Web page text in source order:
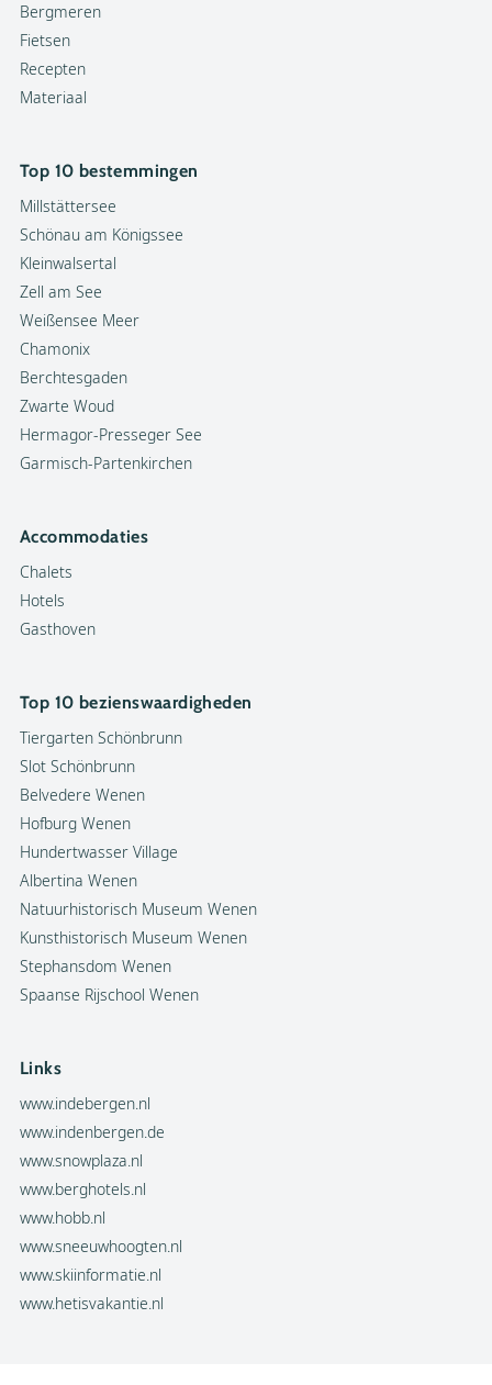
Bergmeren
Fietsen
Recepten
Materiaal
Top 10 bestemmingen
Millstättersee
Schönau am Königssee
Kleinwalsertal
Zell am See
Weißensee Meer
Chamonix
Berchtesgaden
Zwarte Woud
Hermagor-Presseger See
Garmisch-Partenkirchen
Accommodaties
Chalets
Hotels
Gasthoven
Top 10 bezienswaardigheden
Tiergarten Schönbrunn
Slot Schönbrunn
Belvedere Wenen
Hofburg Wenen
Hundertwasser Village
Albertina Wenen
Natuurhistorisch Museum Wenen
Kunsthistorisch Museum Wenen
Stephansdom Wenen
Spaanse Rijschool Wenen
Links
www.indebergen.nl
www.indenbergen.de
www.snowplaza.nl
www.berghotels.nl
www.hobb.nl
www.sneeuwhoogten.nl
www.skiinformatie.nl
www.hetisvakantie.nl